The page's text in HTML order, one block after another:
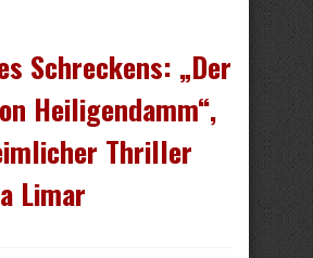
Schreckens: „Der
Heiligendamm“,
Thriller
Limar